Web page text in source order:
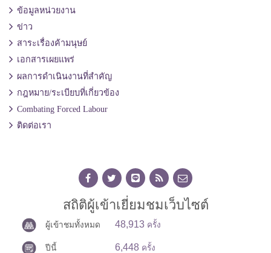
ข้อมูลหน่วยงาน
ข่าว
สาระเรื่องค้ามนุษย์
เอกสารเผยแพร่
ผลการดำเนินงานที่สำคัญ
กฎหมาย/ระเบียบที่เกี่ยวข้อง
Combating Forced Labour
ติดต่อเรา
สถิติผู้เข้าเยี่ยมชมเว็บไซต์
ผู้เข้าชมทั้งหมด 48,913 ครั้ง
ปีนี้ 6,448 ครั้ง